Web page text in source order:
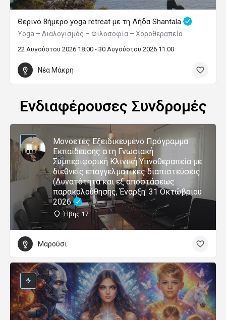
Θερινό 8ήμερο yoga retreat με τη Λήδα Shantala
Yoga – Διαλογισμός – Φιλοσοφία – Χοροθεραπεία
22 Αυγούστου 2026 18:00 - 30 Αυγούστου 2026 11:00
Νέα Μάκρη
Ενδιαφέρουσες Συνδρομές
Μονοετές Εξειδικευμένο Πρόγραμμα
Εκπαίδευσης στη Γνωσιακή
Συμπεριφορική Κλινική Υπνοθεραπεία με
διεθνείς επαγγελματικές διαπιστεύσεις
(Δυνατότητα και εξ αποστάσεως
παρακολούθησης, Έναρξη: 31 Οκτώβριου
2026
Ήβης 17
Μαρούσι